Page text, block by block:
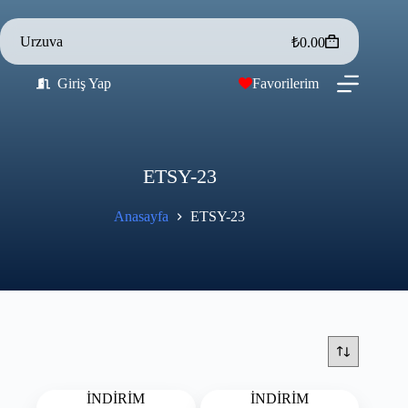
Urzuva ₺0.00
Giriş Yap Favorilerim
ETSY-23
Anasayfa ETSY-23
İNDİRİM İNDİRİM